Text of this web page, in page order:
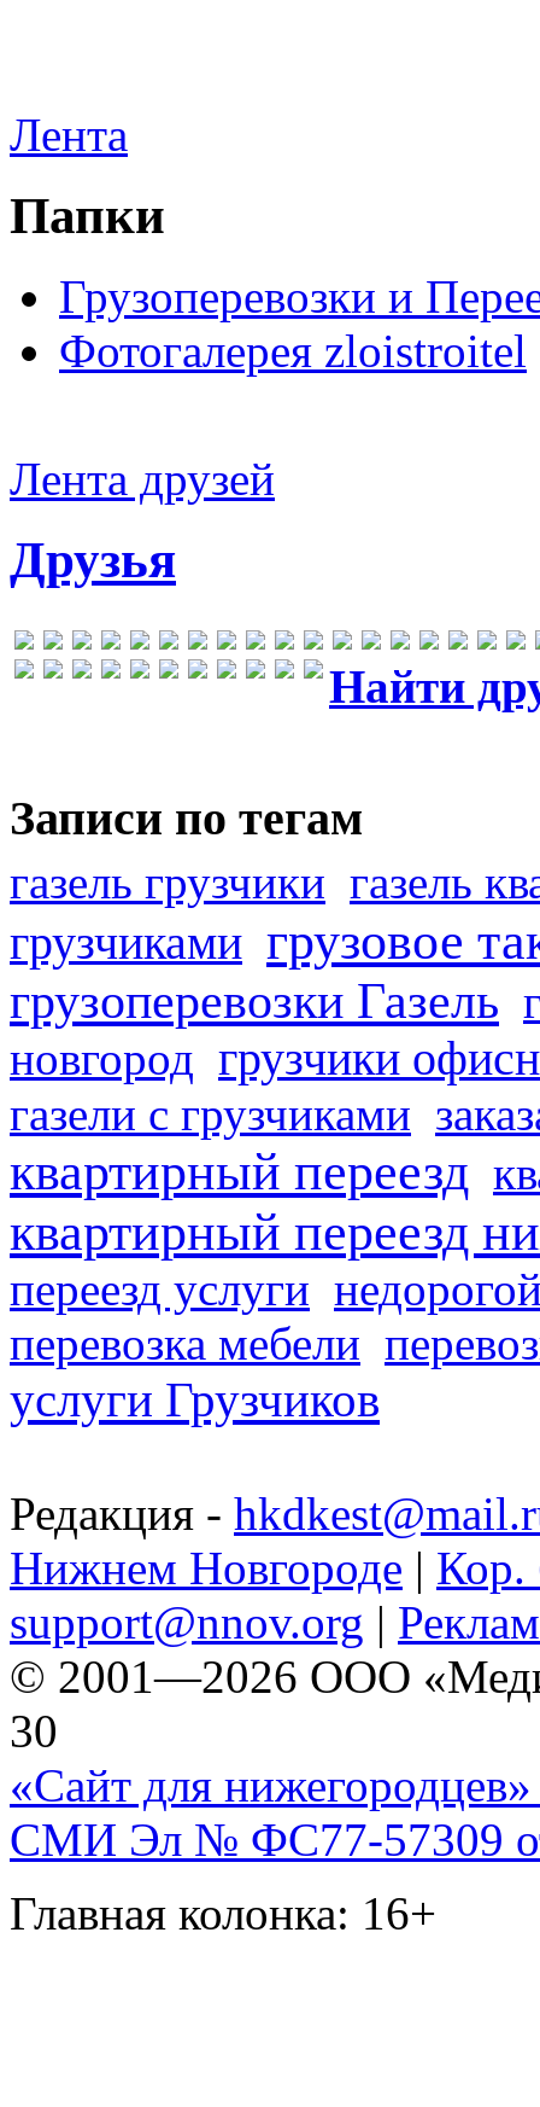
Лента
Папки
Грузоперевозки и
Фотогалерея zloistroitel
Лента друзей
Друзья
Найти
Записи по тегам
газель грузчики газель
грузчиками грузовое
грузоперевозки Газель
новгород грузчики
газели с грузчиками
квартирный переезд
квартирный переезд
переезд услуги
перевозка мебели
услуги Грузчиков
Редакция -
Нижнем Новгороде | Кор.
support@nnov.org |
© 2001—2026 ООО
30
«Сайт для нижегородцев»
СМИ Эл № ФС77-57309
Главная колонка: 16+